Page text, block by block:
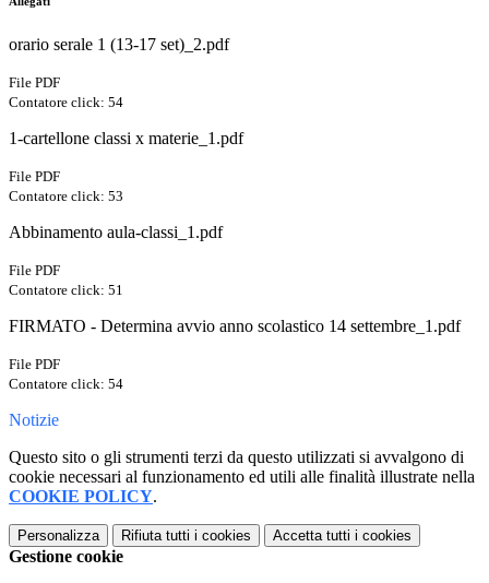
orario serale 1 (13-17 set)_2.pdf
File PDF
Contatore click: 54
1-cartellone classi x materie_1.pdf
File PDF
Contatore click: 53
Abbinamento aula-classi_1.pdf
File PDF
Contatore click: 51
FIRMATO - Determina avvio anno scolastico 14 settembre_1.pdf
File PDF
Contatore click: 54
Notizie
Questo sito o gli strumenti terzi da questo utilizzati si avvalgono di
cookie necessari al funzionamento ed utili alle finalità illustrate nella
COOKIE POLICY.
Personalizza Rifiuta tutti i cookies Accetta tutti i cookies
Gestione cookie